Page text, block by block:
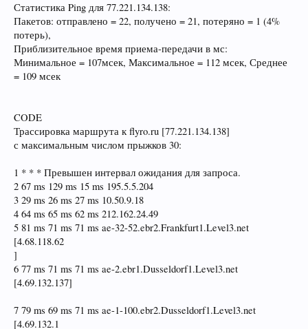
Статистика Ping для 77.221.134.138:
Пакетов: отправлено = 22, получено = 21, потеряно = 1 (4%
потерь),
Приблизительное время приема-передачи в мс:
Минимальное = 107мсек, Максимальное = 112 мсек, Среднее
= 109 мсек
CODE
Трассировка маршрута к flyro.ru [77.221.134.138]
с максимальным числом прыжков 30:
1 * * * Превышен интервал ожидания для запроса.
2 67 ms 129 ms 15 ms 195.5.5.204
3 29 ms 26 ms 27 ms 10.50.9.18
4 64 ms 65 ms 62 ms 212.162.24.49
5 81 ms 71 ms 71 ms ae-32-52.ebr2.Frankfurt1.Level3.net
[4.68.118.62
]
6 77 ms 71 ms 71 ms ae-2.ebr1.Dusseldorf1.Level3.net
[4.69.132.137]
7 79 ms 69 ms 71 ms ae-1-100.ebr2.Dusseldorf1.Level3.net
[4.69.132.1